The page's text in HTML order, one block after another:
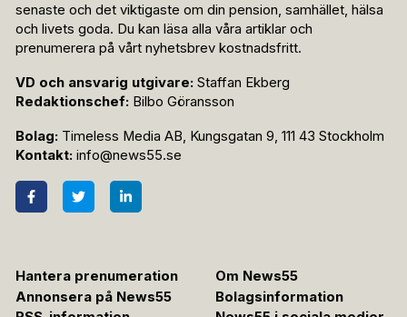
senaste och det viktigaste om din pension, samhället, hälsa
och livets goda. Du kan läsa alla våra artiklar och
prenumerera på vårt nyhetsbrev kostnadsfritt.
VD och ansvarig utgivare: Staffan Ekberg
Redaktionschef: Bilbo Göransson
Bolag: Timeless Media AB, Kungsgatan 9, 111 43 Stockholm
Kontakt: info@news55.se
Hantera prenumeration
Om News55
Annonsera på News55
Bolagsinformation